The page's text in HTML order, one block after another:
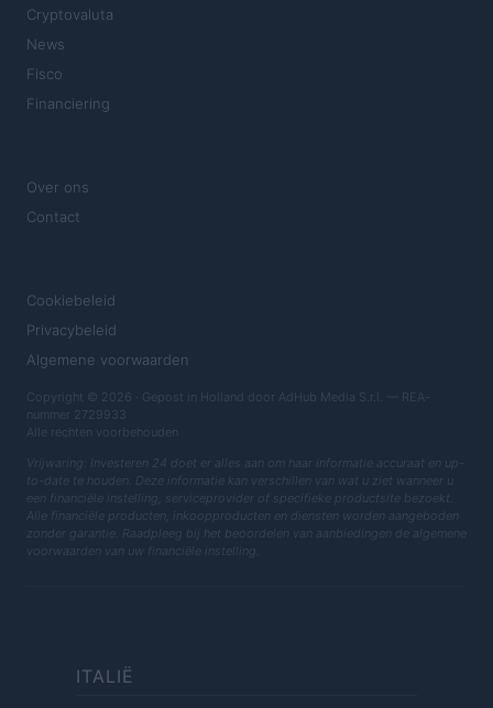
Cryptovaluta
News
Fisco
Financiering
Over ons
Contact
Cookiebeleid
Privacybeleid
Algemene voorwaarden
Copyright © 2026 · Gepost in Holland door AdHub Media S.r.l. — REA-
nummer 2729933
Alle rechten voorbehouden
Vrijwaring: Investeren 24 doet er alles aan om haar informatie accuraat en up-
to-date te houden. Deze informatie kan verschillen van wat u ziet wanneer u
een financiële instelling, serviceprovider of specifieke productsite bezoekt.
Alle financiële producten, inkoopproducten en diensten worden aangeboden
zonder garantie. Raadpleeg bij het beoordelen van aanbiedingen de algemene
voorwaarden van uw financiële instelling.
ITALIË